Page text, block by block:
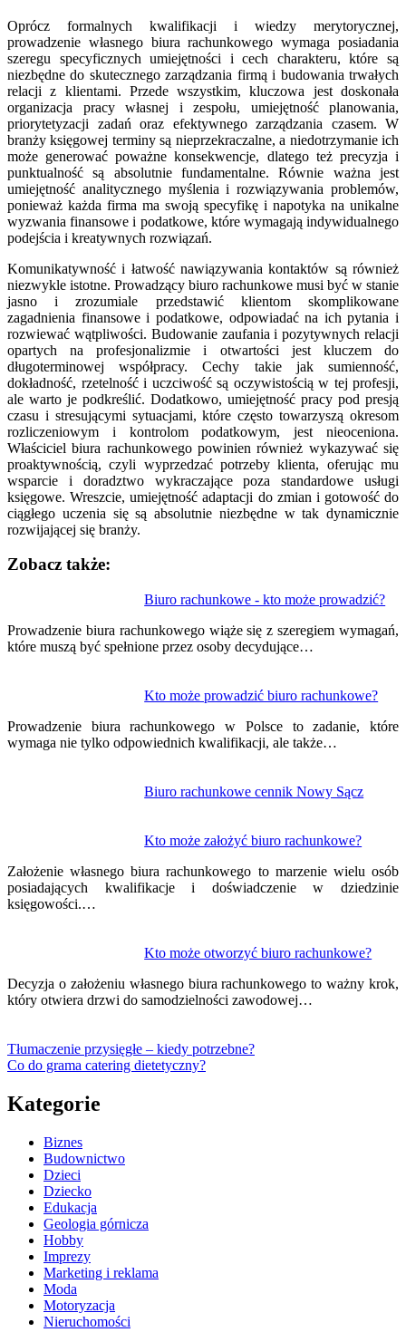
Oprócz formalnych kwalifikacji i wiedzy merytorycznej,
prowadzenie własnego biura rachunkowego wymaga posiadania
szeregu specyficznych umiejętności i cech charakteru, które są
niezbędne do skutecznego zarządzania firmą i budowania trwałych
relacji z klientami. Przede wszystkim, kluczowa jest doskonała
organizacja pracy własnej i zespołu, umiejętność planowania,
priorytetyzacji zadań oraz efektywnego zarządzania czasem. W
branży księgowej terminy są nieprzekraczalne, a niedotrzymanie ich
może generować poważne konsekwencje, dlatego też precyzja i
punktualność są absolutnie fundamentalne. Równie ważna jest
umiejętność analitycznego myślenia i rozwiązywania problemów,
ponieważ każda firma ma swoją specyfikę i napotyka na unikalne
wyzwania finansowe i podatkowe, które wymagają indywidualnego
podejścia i kreatywnych rozwiązań.
Komunikatywność i łatwość nawiązywania kontaktów są również
niezwykle istotne. Prowadzący biuro rachunkowe musi być w stanie
jasno i zrozumiale przedstawić klientom skomplikowane
zagadnienia finansowe i podatkowe, odpowiadać na ich pytania i
rozwiewać wątpliwości. Budowanie zaufania i pozytywnych relacji
opartych na profesjonalizmie i otwartości jest kluczem do
długoterminowej współpracy. Cechy takie jak sumienność,
dokładność, rzetelność i uczciwość są oczywistością w tej profesji,
ale warto je podkreślić. Dodatkowo, umiejętność pracy pod presją
czasu i stresującymi sytuacjami, które często towarzyszą okresom
rozliczeniowym i kontrolom podatkowym, jest nieoceniona.
Właściciel biura rachunkowego powinien również wykazywać się
proaktywnością, czyli wyprzedzać potrzeby klienta, oferując mu
wsparcie i doradztwo wykraczające poza standardowe usługi
księgowe. Wreszcie, umiejętność adaptacji do zmian i gotowość do
ciągłego uczenia się są absolutnie niezbędne w tak dynamicznie
rozwijającej się branży.
Zobacz także:
Biuro rachunkowe - kto może prowadzić?
Prowadzenie biura rachunkowego wiąże się z szeregiem wymagań,
które muszą być spełnione przez osoby decydujące…
Kto może prowadzić biuro rachunkowe?
Prowadzenie biura rachunkowego w Polsce to zadanie, które
wymaga nie tylko odpowiednich kwalifikacji, ale także…
Biuro rachunkowe cennik Nowy Sącz
Kto może założyć biuro rachunkowe?
Założenie własnego biura rachunkowego to marzenie wielu osób
posiadających kwalifikacje i doświadczenie w dziedzinie
księgowości.…
Kto może otworzyć biuro rachunkowe?
Decyzja o założeniu własnego biura rachunkowego to ważny krok,
który otwiera drzwi do samodzielności zawodowej…
wpisu
Tłumaczenie przysięgłe – kiedy potrzebne?
Co do grama catering dietetyczny?
Kategorie
Biznes
Budownictwo
Dzieci
Dziecko
Edukacja
Geologia górnicza
Hobby
Imprezy
Marketing i reklama
Moda
Motoryzacja
Nieruchomości